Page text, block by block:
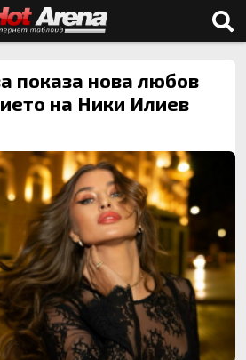
показа нова любов
на Ники Илиев